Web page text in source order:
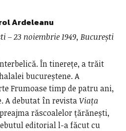
Ardeleanu
– 23 noiembrie 1949, București
În tinerețe, a trăit
bucureștene. A
Frumoase timp de patru ani,
A debutat în revistaViața
răscoalelor țărănești,
editorial l-a făcut cu